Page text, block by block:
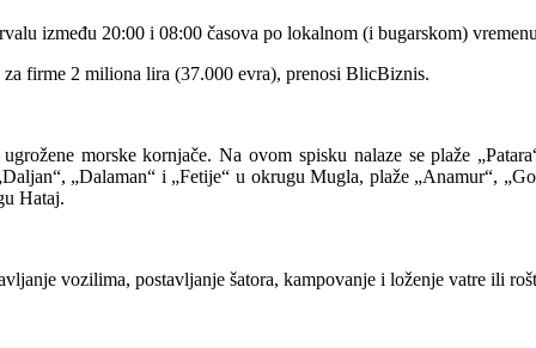
između 20:00 i 08:00 časova po lokalnom (i bugarskom)
firme 2 miliona lira (37.000 evra), prenosi BlicBiznis.
morske kornjače. Na ovom spisku nalaze se plaže
„Dalaman“ i „Fetije“ u okrugu Mugla, plaže „Anamur“,
Hataj.
vozilima, postavljanje šatora, kampovanje i loženje vatre ili